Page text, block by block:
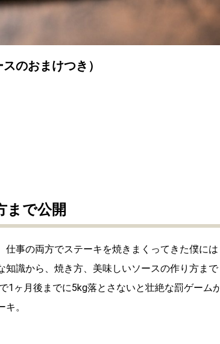
のおまけつき）
まで公開
事の両方でステーキを焼きまくってきた僕には
識から、焼き方、美味しいソースの作り方まで
1ヶ月後までに5kg落とさないと壮絶な罰ゲーム
。